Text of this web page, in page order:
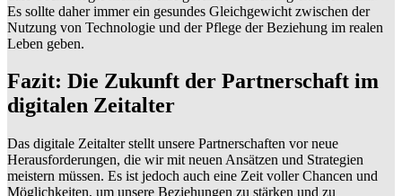
Es sollte daher immer ein gesundes Gleichgewicht zwischen der
Nutzung von Technologie und der Pflege der Beziehung im realen
Leben geben.
Fazit: Die Zukunft der Partnerschaft im
digitalen Zeitalter
Das digitale Zeitalter stellt unsere Partnerschaften vor neue
Herausforderungen, die wir mit neuen Ansätzen und Strategien
meistern müssen. Es ist jedoch auch eine Zeit voller Chancen und
Möglichkeiten, um unsere Beziehungen zu stärken und zu